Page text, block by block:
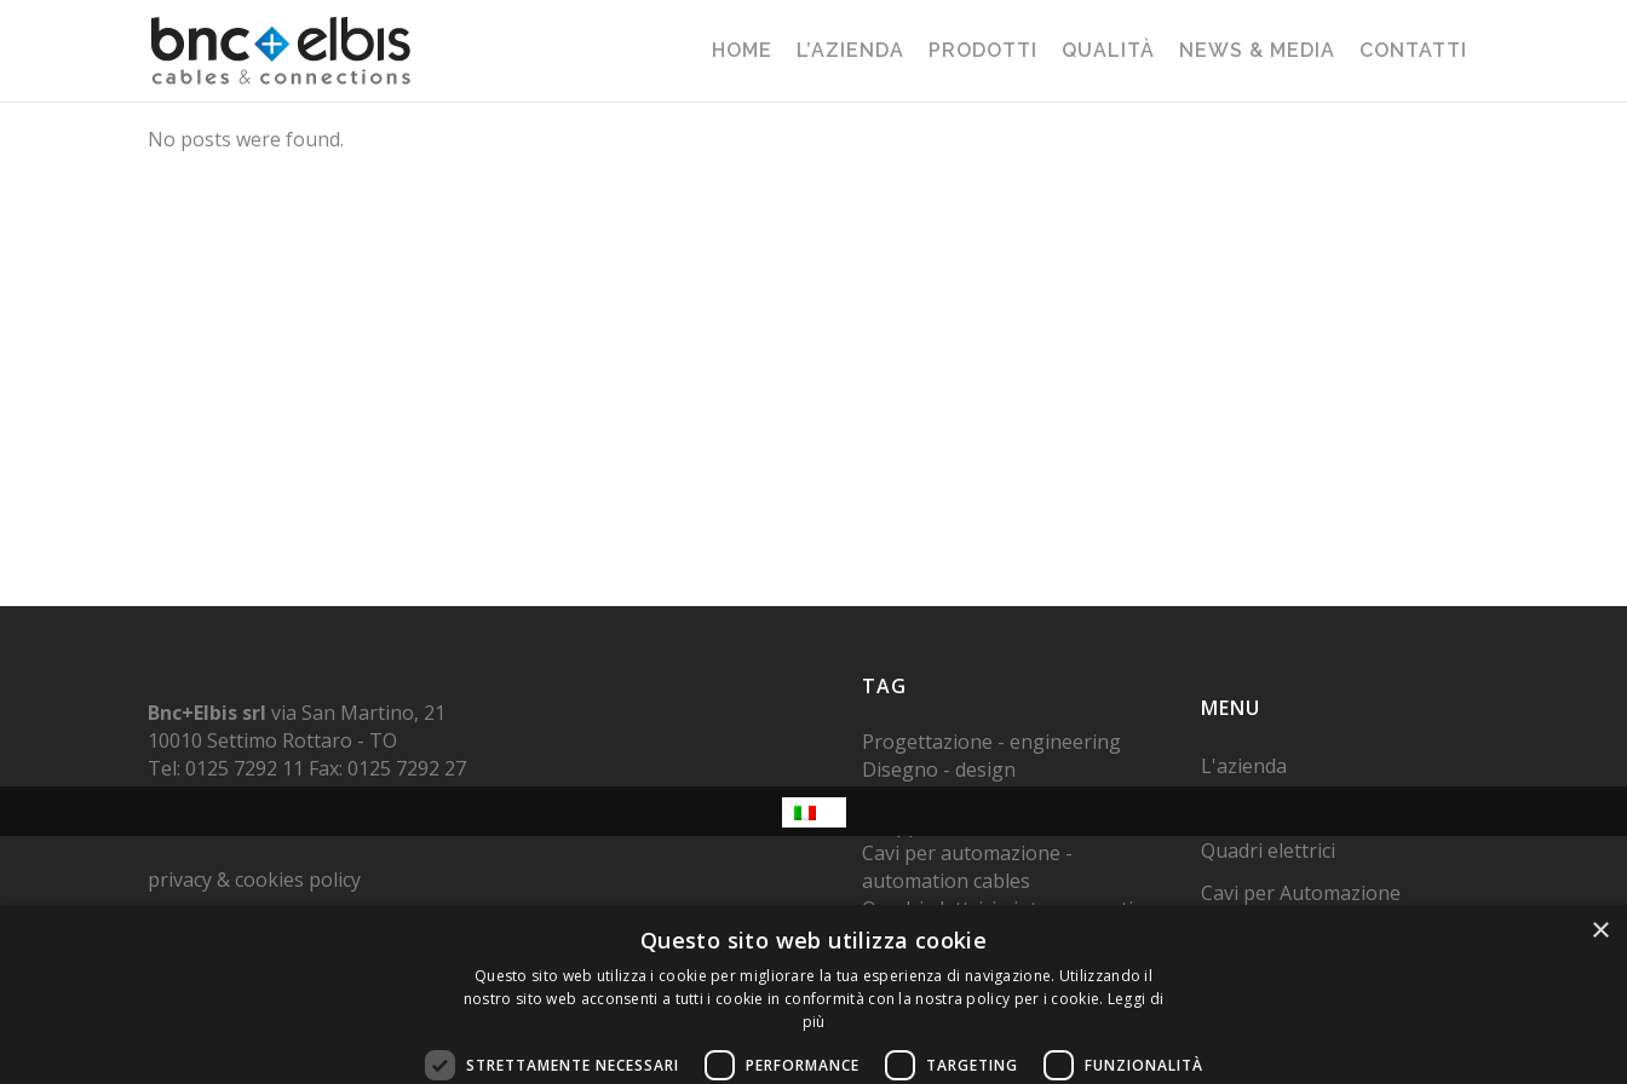
HOME L’AZIENDA PRODOTTI QUALITÀ NEWS & MEDIA CONTATTI
No posts were found.
Bnc+Elbis srl via San Martino, 21
10010 Settimo Rottaro - TO
Tel: 0125 7292 11 Fax: 0125 7292 27
privacy & cookies policy
TAG
Progettazione - engineering
Disegno - design
Cavi per automazione -
automation cables
Quadri elettrici - interconnection
modules
Made in Italy
Cavi su disegno - customized
Sistemi di qualità - Quality
systems
MENU
L'azienda
Quadri elettrici
Cavi per Automazione
×
Questo sito web utilizza cookie
Questo sito web utilizza i cookie per migliorare la tua esperienza di navigazione. Utilizzando il
nostro sito web acconsenti a tutti i cookie in conformità con la nostra policy per i cookie. Leggi di
più
STRETTAMENTE NECESSARI PERFORMANCE TARGETING FUNZIONALITÀ